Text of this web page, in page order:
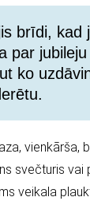
brīdi, kad
par
ko
vienkārša,
svečturis
veikala